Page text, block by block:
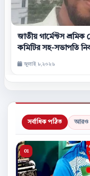
জাতীয় গার্মেন্টস
কমিটির সহ-সভাপতি
জুলাই ৮,২০২৬
সর্বাধিক পঠিত আরও